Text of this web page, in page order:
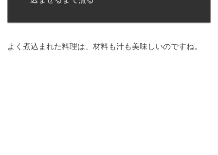
よく煮込まれた料理は、材料も汁も美味しいのですね。